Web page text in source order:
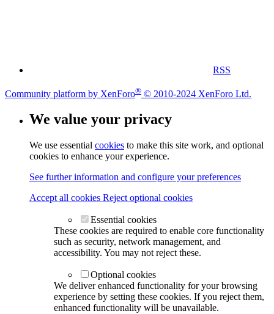
RSS
Community platform by XenForo® © 2010-2024 XenForo Ltd.
We value your privacy
We use essential cookies to make this site work, and optional
cookies to enhance your experience.
See further information and configure your preferences
Accept all cookies Reject optional cookies
Essential cookies
These cookies are required to enable core functionality
such as security, network management, and
accessibility. You may not reject these.
Optional cookies
We deliver enhanced functionality for your browsing
experience by setting these cookies. If you reject them,
enhanced functionality will be unavailable.